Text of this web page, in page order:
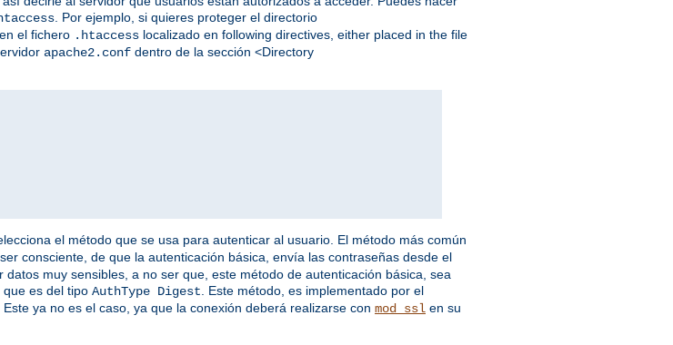
. Por ejemplo, si quieres proteger el directorio
el fichero .htaccess localizado en following directives, either placed in the file
apache2.conf dentro de la sección <Directory
el método que se usa para autenticar al usuario. El método más común
ser consciente, de que la autenticación básica, envía las contraseñas desde el
muy sensibles, a no ser que, este método de autenticación básica, sea
que es del tipo AuthType Digest . Este método, es implementado por el
ya no es el caso, ya que la conexión deberá realizarse con mod_ssl en su